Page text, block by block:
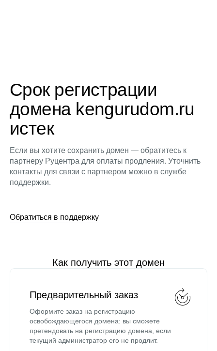
Срок регистрации
домена kengurudom.ru
истек
Если вы хотите сохранить домен — обратитесь к
партнеру Руцентра для оплаты продления. Уточнить
контакты для связи с партнером можно в службе
поддержки.
Обратиться в поддержку
Как получить этот домен
Предварительный заказ
Оформите заказ на регистрацию
освобождающегося домена: вы сможете
претендовать на регистрацию домена, если
текущий администратор его не продлит.